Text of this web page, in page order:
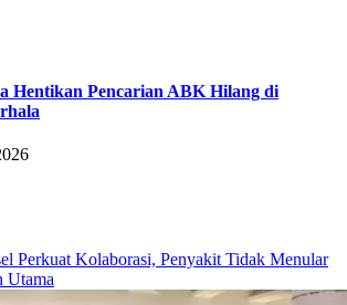
Hentikan Pencarian ABK Hilang di
Perkuat Kolaborasi, Penyakit Tidak Menular
Utama